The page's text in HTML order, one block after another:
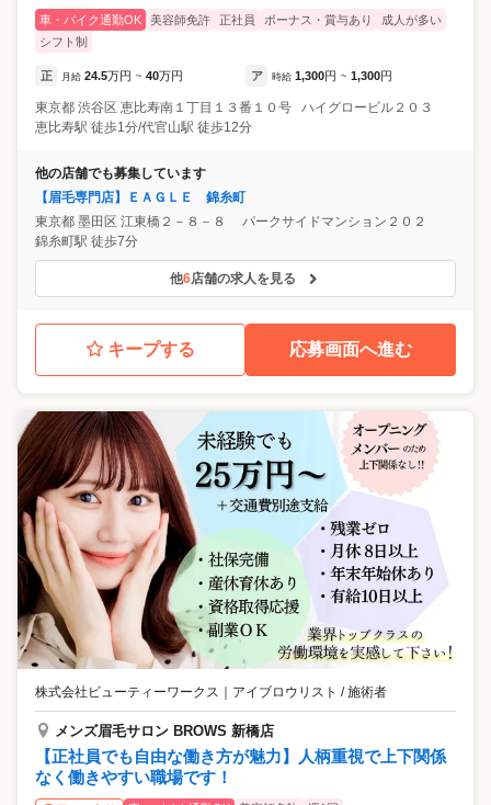
車・バイク通勤OK 美容師免許 正社員 ボーナス・賞与あり
成人が多い
シフト制
正 月給 24.5万円 ~ 40万円 ア 時給 1,300円 ~ 1,300円
東京都 渋谷区 恵比寿南１丁目１３番１０号 ハイグロービル２０３
恵比寿駅 徒歩1分/代官山駅 徒歩12分
他の店舗でも募集しています
【眉毛専門店】ＥＡＧＬＥ 錦糸町
東京都 墨田区 江東橋２－８－８ パークサイドマンション２０２
錦糸町駅 徒歩7分
他6店舗の求人を見る
キープする 応募画面へ進む
株式会社ビューティーワークス ｜ アイブロウリスト / 施術者
メンズ眉毛サロン BROWS 新橋店
【正社員でも自由な働き方が魅力】人柄重視で上下関係
なく働きやすい職場です！